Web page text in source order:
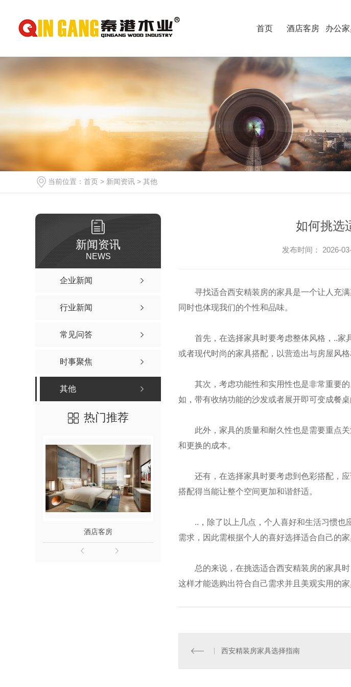
首页 酒店客房 办公
当前位置： 首页 > 新闻资讯 > 其他
新闻资讯
NEWS
企业新闻
行业新闻
常见问答
时事聚焦
其他
热门推荐
酒店客房 精装房 公
如何挑选
发布时间： 2026-
寻找适合西安精装房的家具是一个让人充
同时也体现我们的个性和品味。
首先，在选择家具时要考虑整体风格，..
或者现代时尚的家具搭配，以营造出与房屋风格
其次，考虑功能性和实用性也是非常重要
如，带有收纳功能的沙发或者展开即可变成餐桌
此外，家具的质量和耐久性也是需要重点
和更换的成本。
还有，在选择家具时要考虑到色彩搭配，
搭配得当能让整个空间更加和谐舒适。
..，除了以上几点，个人喜好和生活习惯
需求，因此需根据个人的喜好选择适合自己的家
总的来说，在挑选适合西安精装房的家具
这样才能选购出符合自己需求并且美观实用的
西安精装房家具选择指南